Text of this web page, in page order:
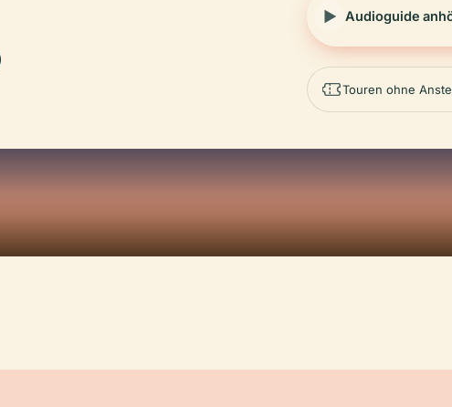
Audioguide
Touren ohne